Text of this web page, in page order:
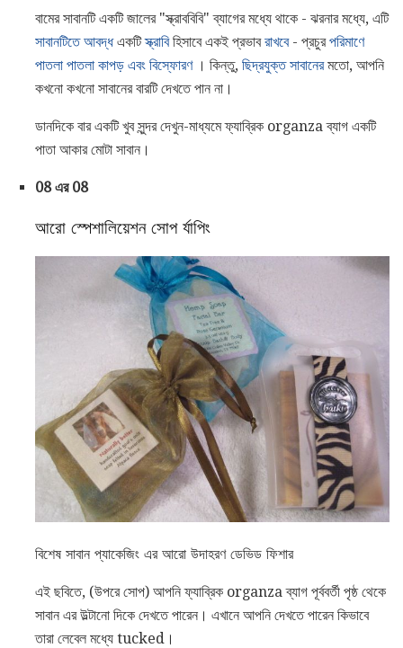
বামের সাবানটি একটি জালের "স্ক্রাববিবি" ব্যাগের মধ্যে থাকে - ঝরনার মধ্যে, এটি
সাবানটিতে আবদ্ধএকটিস্ক্রাবিহিসাবে একই প্রভাবরাখবে- প্রচুরপরিমাণে
পাতলা পাতলা কাপড় এবং বিস্ফোরণ। কিন্তু, ছিদ্রযুক্ত সাবানেরমতো, আপনি
কখনো কখনো সাবানের বারটি দেখতে পান না।
ডানদিকে বার একটি খুব সুন্দর দেখুন-মাধ্যমে ফ্যাব্রিক organza ব্যাগ একটি
পাতা আকার মোটা সাবান।
08 এর 08
আরো স্পেশালিয়েশন সোপ র্যাপিং
বিশেষ সাবান প্যাকেজিং এর আরো উদাহরণ ডেভিড ফিশার
এই ছবিতে, (উপরে সোপ) আপনি ফ্যাব্রিক organza ব্যাগ পূর্ববর্তী পৃষ্ঠ থেকে
সাবান এর উল্টানো দিকে দেখতে পারেন। এখানে আপনি দেখতে পারেন কিভাবে
তারা লেবেল মধ্যে tucked।